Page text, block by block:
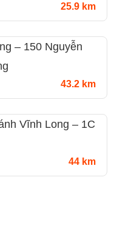
25.9 km
– 150 Nguyễn
43.2 km
Vĩnh Long – 1C
44 km